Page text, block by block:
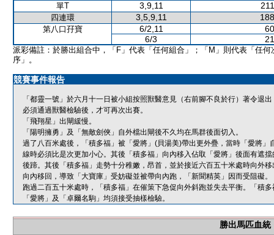
單T 3,9,11
四連環 3,5,9,11
第八口孖寶 6/2,11
6/3
派彩備註：於勝出組合中，「F」代表「任何組合」；「M」則代表「任何
序」。
競賽事件報告
「都靈一號」於六月十一日被小組按照獸醫意見（右前腳不良於行）著令退
必須通過獸醫檢驗後，才可再次出賽。
「飛翔星」出閘緩慢。
「陽明擁勇」及「無敵劍俠」自外檔出閘後不久均在馬群後面切入。
過了八百米處後，「積多福」被「愛將」(貝湯美)帶出更外疊，當時「愛將
線時必須比是次更加小心。其後「積多福」向內移入佔取「愛將」後面有遮
後蹄。其後「積多福」走勢十分稚嫩，昂首，並於接近六百五十米處時向外
向內移回，導致「大寶庫」受妨礙並被帶向內跑，「新聞精英」因而受阻礙。
跑過二百五十米處時，「積多福」在催策下急促向外斜跑並失去平衡。「積
「愛將」及「卓爾名駒」均須接受抽樣檢驗。
勝出馬匹血統